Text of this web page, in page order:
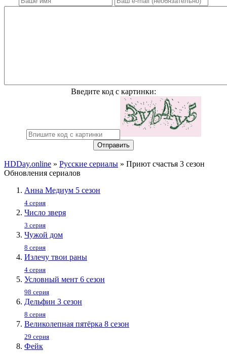
Введите код с картинки:
Отправить
HDDay.online » Русские сериалы » Приют счастья 3 сезон
Обновления сериалов
Анна Медиум 5 сезон
4 серия
Число зверя
3 серия
Чужой дом
8 серия
Излечу твои раны
4 серия
Условный мент 6 сезон
98 серия
Дельфин 3 сезон
8 серия
Великолепная пятёрка 8 сезон
29 серия
Фейк